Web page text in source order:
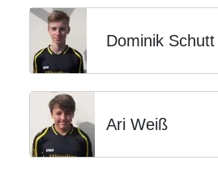
Dominik Schutt
Ari Weiß